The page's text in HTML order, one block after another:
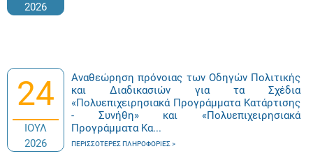
2026
24
ΙΟΥΛ
2026
Αναθεώρηση πρόνοιας των Οδηγών Πολιτικής
και Διαδικασιών για τα Σχέδια
«Πολυεπιχειρησιακά Προγράμματα Κατάρτισης
- Συνήθη» και «Πολυεπιχειρησιακά
Προγράμματα Κα...
ΠΕΡΙΣΣΌΤΕΡΕΣ ΠΛΗΡΟΦΟΡΊΕΣ